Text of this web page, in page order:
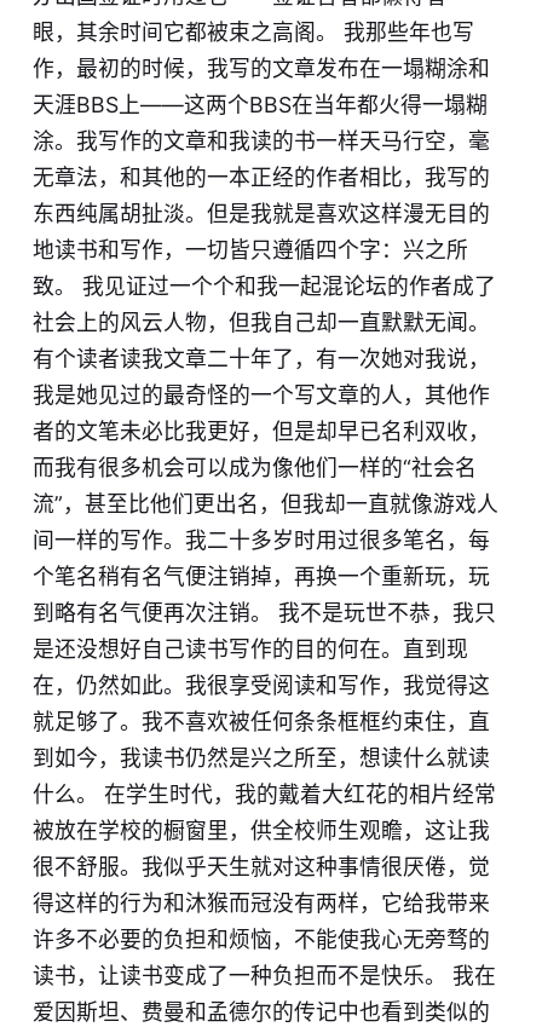
眼，其余时间它都被束之高阁。 我那些年也写
作，最初的时候，我写的文章发布在一塌糊涂和
天涯BBS上——这两个BBS在当年都火得一塌糊
涂。我写作的文章和我读的书一样天马行空，毫
无章法，和其他的一本正经的作者相比，我写的
东西纯属胡扯淡。但是我就是喜欢这样漫无目的
地读书和写作，一切皆只遵循四个字：兴之所
致。 我见证过一个个和我一起混论坛的作者成了
社会上的风云人物，但我自己却一直默默无闻。
有个读者读我文章二十年了，有一次她对我说，
我是她见过的最奇怪的一个写文章的人，其他作
者的文笔未必比我更好，但是却早已名利双收，
而我有很多机会可以成为像他们一样的“社会名
流”，甚至比他们更出名，但我却一直就像游戏人
间一样的写作。我二十多岁时用过很多笔名，每
个笔名稍有名气便注销掉，再换一个重新玩，玩
到略有名气便再次注销。 我不是玩世不恭，我只
是还没想好自己读书写作的目的何在。直到现
在，仍然如此。我很享受阅读和写作，我觉得这
就足够了。我不喜欢被任何条条框框约束住，直
到如今，我读书仍然是兴之所至，想读什么就读
什么。 在学生时代，我的戴着大红花的相片经常
被放在学校的橱窗里，供全校师生观瞻，这让我
很不舒服。我似乎天生就对这种事情很厌倦，觉
得这样的行为和沐猴而冠没有两样，它给我带来
许多不必要的负担和烦恼，不能使我心无旁骛的
读书，让读书变成了一种负担而不是快乐。 我在
爱因斯坦、费曼和孟德尔的传记中也看到类似的